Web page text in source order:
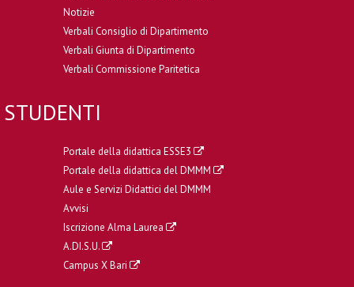
Notizie
Verbali Consiglio di Dipartimento
Verbali Giunta di Dipartimento
Verbali Commissione Paritetica
STUDENTI
Portale della didattica ESSE3
Portale della didattica del DMMM
Aule e Servizi Didattici del DMMM
Avvisi
Iscrizione Alma Laurea
A.DI.S.U.
Campus X Bari